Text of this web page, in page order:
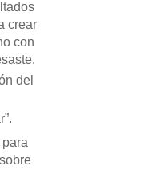
crear
con
del